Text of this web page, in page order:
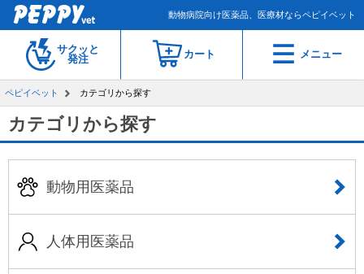
動物病院向け医薬品、医療材ならペピイベット
サクッと
発注
カート メニュー
ペピイベット カテゴリから探す
カテゴリから探す
動物用医薬品
人体用医薬品